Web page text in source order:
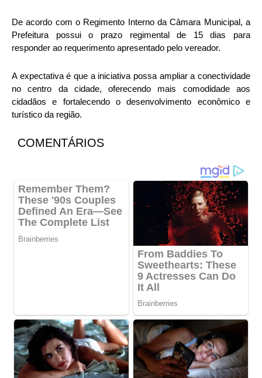
De acordo com o Regimento Interno da Câmara Municipal, a
Prefeitura possui o prazo regimental de 15 dias para
responder ao requerimento apresentado pelo vereador.
A expectativa é que a iniciativa possa ampliar a conectividade
no centro da cidade, oferecendo mais comodidade aos
cidadãos e fortalecendo o desenvolvimento econômico e
turístico da região.
COMENTÁRIOS